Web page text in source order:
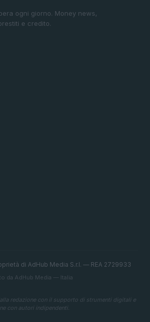
ogni giorno. Money news,
e credito.
di AdHub Media S.r.l. — REA 2729933
da AdHub Media — Italia
redazione con il supporto di strumenti digitali e
con autori indipendenti.